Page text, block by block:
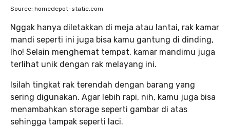
Source: homedepot-static.com
Nggak hanya diletakkan di meja atau lantai, rak kamar
mandi seperti ini juga bisa kamu gantung di dinding,
lho! Selain menghemat tempat, kamar mandimu juga
terlihat unik dengan rak melayang ini.
Isilah tingkat rak terendah dengan barang yang
sering digunakan. Agar lebih rapi, nih, kamu juga bisa
menambahkan storage seperti gambar di atas
sehingga tampak seperti laci.